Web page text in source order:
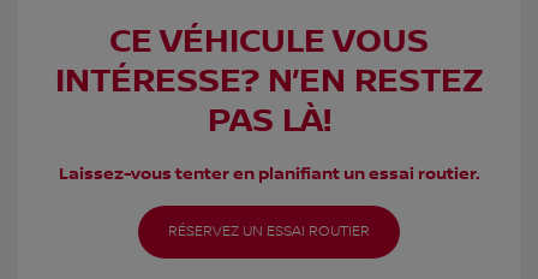
CE VÉHICULE VOUS
INTÉRESSE? N’EN RESTEZ
PAS LÀ!
Laissez-vous tenter en planifiant un essai routier.
RÉSERVEZ UN ESSAI ROUTIER